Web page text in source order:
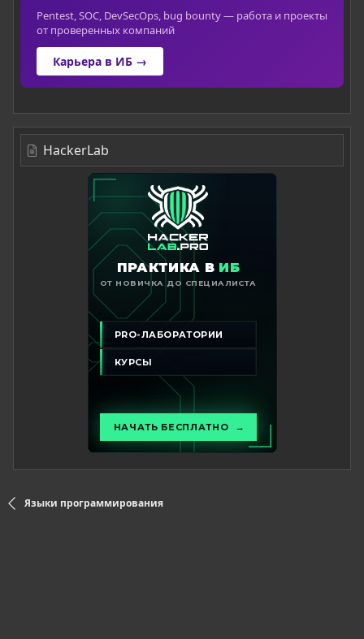
Pentest, SOC, DevSecOps, bug bounty — работа и проекты
от проверенных компаний
Карьера в ИБ →
HackerLab
Языки программирования